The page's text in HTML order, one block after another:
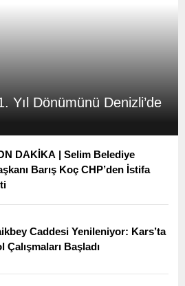
Yıl Dönümünü Denizli’de
DAKİKA | Selim Belediye
Barış Koç CHP’den İstifa
Caddesi Yenileniyor: Kars’ta
Çalışmaları Başladı